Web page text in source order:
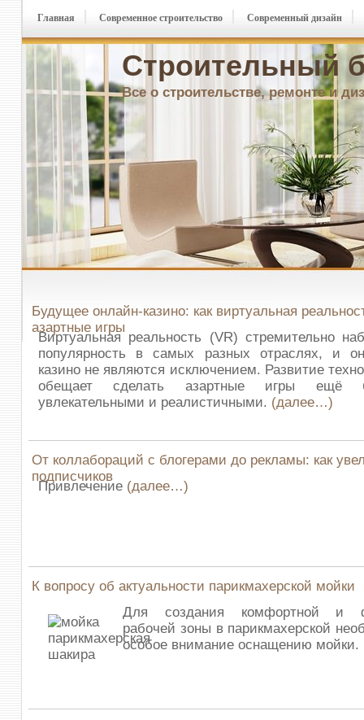
Строительный
Все о строительстве, ремонте и
Главная Современное строительство Современный дизайн
Будущее онлайн-казино: как виртуальная
азартные игры
Виртуальная реальность (VR) стремительно
популярность в самых разных отраслях, и
казино не являются исключением. Развитие
обещает сделать азартные игры ещё
увлекательными и реалистичными. (далее…)
От коллабораций с блогерами до рекламы: как
подписчиков
Привлечение (далее…)
К вопросу об актуальности парикмахерской мойки
Для создания комфортной и
рабочей зоны в парикмахерской
особое внимание оснащению мойки.